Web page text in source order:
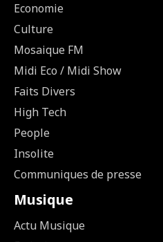
Economie
Culture
Mosaique FM
Midi Eco / Midi Show
Faits Divers
High Tech
People
Insolite
Communiques de presse
Musique
Actu Musique